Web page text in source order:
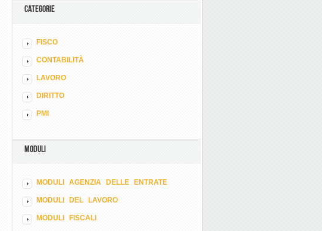
CATEGORIE
FISCO
CONTABILITÀ
LAVORO
DIRITTO
PMI
MODULI
MODULI AGENZIA DELLE ENTRATE
MODULI DEL LAVORO
MODULI FISCALI